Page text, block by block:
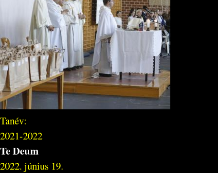
Tanév:
2021-2022
Te Deum
2022. június 19.